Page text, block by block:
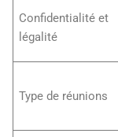
Confidentialité et
légalité
Type de réunions